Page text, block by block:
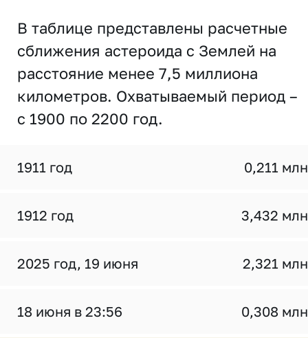
В таблице представлены расчетные
сближения астероида с Землей на
расстояние менее 7,5 миллиона
километров. Охватываемый период –
с 1900 по 2200 год.
1911 год 0,211
1912 год 3,432
2025 год, 19 июня 2,321
18 июня в 23:56 0,308